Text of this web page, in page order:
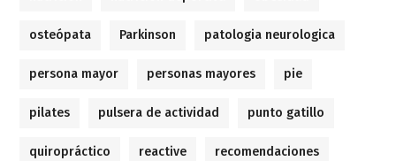
osteópata Parkinson patologia neurologica
persona mayor personas mayores pie
pilates pulsera de actividad punto gatillo
quiropráctico reactive recomendaciones